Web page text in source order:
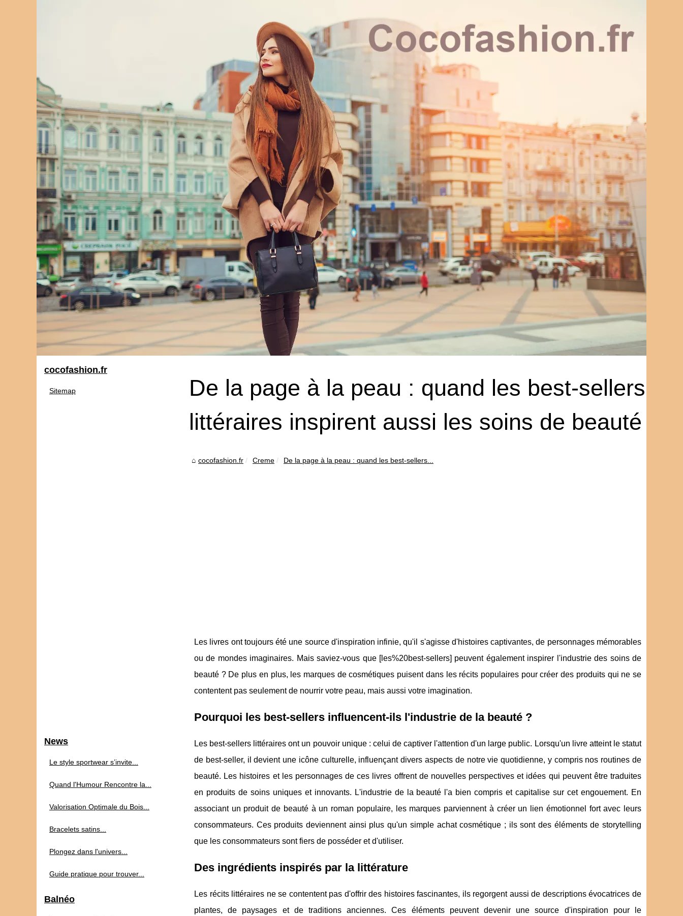
De la page à la peau : quand les best-sellers
littéraires inspirent aussi les soins de beauté
cocofashion.fr Creme De la page à la peau : quand les best-sellers...
Les livres ont toujours été une source d'inspiration infinie, qu'il s'agisse d'histoires captivantes, de personnages mémorables
ou de mondes imaginaires. Mais saviez-vous que [les%20best-sellers] peuvent également inspirer l'industrie des soins de
beauté ? De plus en plus, les marques de cosmétiques puisent dans les récits populaires pour créer des produits qui ne se
contentent pas seulement de nourrir votre peau, mais aussi votre imagination.
Pourquoi les best-sellers influencent-ils l'industrie de la beauté ?
Les best-sellers littéraires ont un pouvoir unique : celui de captiver l'attention d'un large public. Lorsqu'un livre atteint le statut
de best-seller, il devient une icône culturelle, influençant divers aspects de notre vie quotidienne, y compris nos routines de
beauté. Les histoires et les personnages de ces livres offrent de nouvelles perspectives et idées qui peuvent être traduites
en produits de soins uniques et innovants. L'industrie de la beauté l'a bien compris et capitalise sur cet engouement. En
associant un produit de beauté à un roman populaire, les marques parviennent à créer un lien émotionnel fort avec leurs
consommateurs. Ces produits deviennent ainsi plus qu'un simple achat cosmétique ; ils sont des éléments de storytelling
que les consommateurs sont fiers de posséder et d'utiliser.
Des ingrédients inspirés par la littérature
Les récits littéraires ne se contentent pas d'offrir des histoires fascinantes, ils regorgent aussi de descriptions évocatrices de
plantes, de paysages et de traditions anciennes. Ces éléments peuvent devenir une source d'inspiration pour le
cocofashion.fr
Sitemap
News
Le style sportwear s’invite...
Quand l'Humour Rencontre la...
Valorisation Optimale du Bois...
Bracelets satins...
Plongez dans l'univers...
Guide pratique pour trouver...
Balnéo